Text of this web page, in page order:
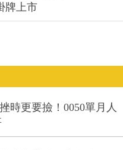
牌上市
時更要撿！0050單月人